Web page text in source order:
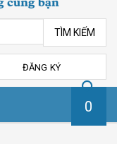
TÌM KIẾM
ĐĂNG KÝ
0